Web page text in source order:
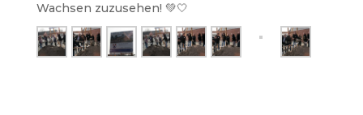
Wachsen zuzusehen! 💚🤍